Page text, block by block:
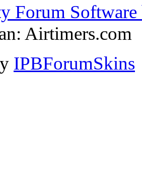
Forum Software
Airtimers.com
IPBForumSkins